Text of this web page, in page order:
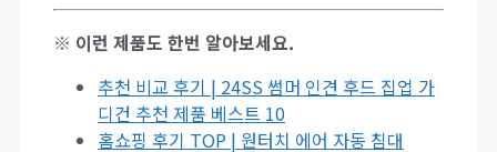
※ 이런 제품도 한번 알아보세요.
추천 비교 후기 | 24SS 썸머 인견 후드 집업 가
디건 추천 제품 베스트 10
홈쇼핑 후기 TOP | 원터치 에어 자동 침대